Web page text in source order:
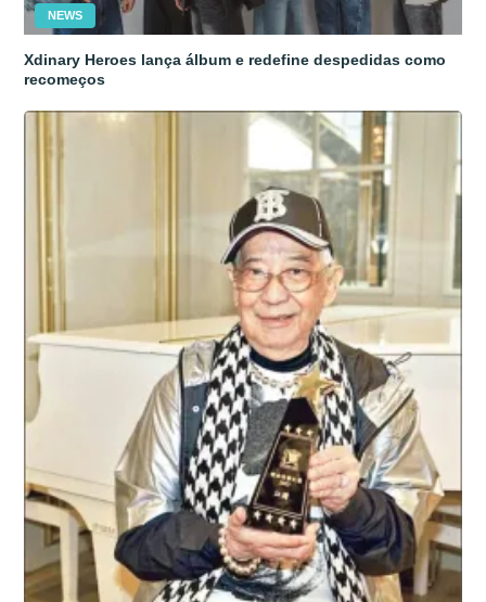
NEWS
Xdinary Heroes lança álbum e redefine despedidas como
recomeços